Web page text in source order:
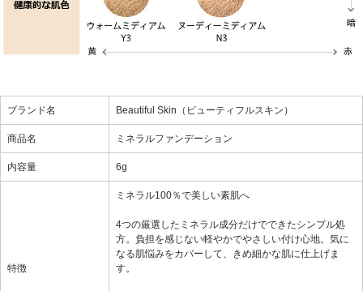
ブランド名 Beautiful Skin（ビューティフルスキン）
商品名 ミネラルファンデーション
内容量 6g
特徴
ミネラル100％で美しい素肌へ
4つの厳選したミネラル成分だけでできたシンプル処
方。負担を感じない軽やかでやさしい付け心地。気に
なる肌悩みをカバーして、きめ細かな肌に仕上げま
す。